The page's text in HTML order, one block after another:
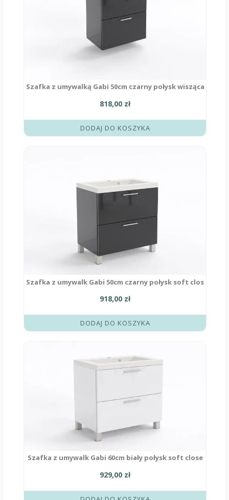
Szafka z umywalką Gabi 50cm czarny połysk wisząca
818,00 zł
DODAJ DO KOSZYKA
Szafka z umywalk Gabi 50cm czarny połysk soft clos
918,00 zł
DODAJ DO KOSZYKA
Szafka z umywalk Gabi 60cm biały połysk soft close
929,00 zł